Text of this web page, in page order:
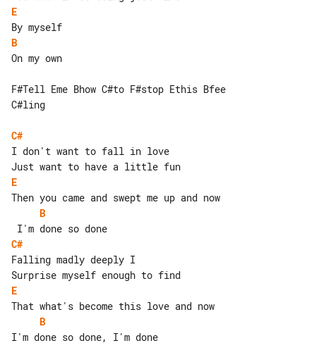
E
B
On my own
F#Tell Eme Bhow C#to F#stop Ethis Bfee
C#ling
C#
I don't want to fall in love
E
B
C#
Falling madly deeply I
E
B
I'm done so done, I'm done